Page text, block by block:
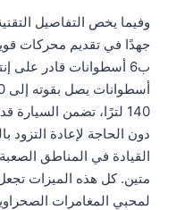
وفيما يخص التفاصيل
جهدًا في تقديم محركات
140 لترًا، تضمن
دون الحاجة لإعادة التزود
القيادة في المناطق
متين. كل هذه الميزات
لمحبي المغامرات